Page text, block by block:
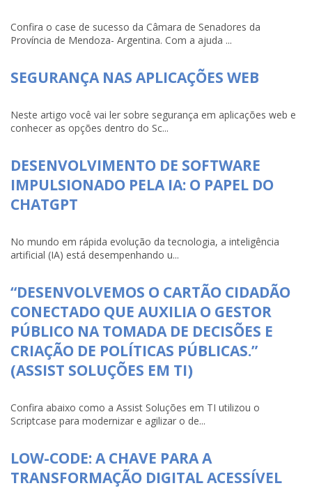
Confira o case de sucesso da Câmara de Senadores da
Província de Mendoza- Argentina. Com a ajuda ...
SEGURANÇA NAS APLICAÇÕES WEB
Neste artigo você vai ler sobre segurança em aplicações web e
conhecer as opções dentro do Sc...
DESENVOLVIMENTO DE SOFTWARE
IMPULSIONADO PELA IA: O PAPEL DO
CHATGPT
No mundo em rápida evolução da tecnologia, a inteligência
artificial (IA) está desempenhando u...
“DESENVOLVEMOS O CARTÃO CIDADÃO
CONECTADO QUE AUXILIA O GESTOR
PÚBLICO NA TOMADA DE DECISÕES E
CRIAÇÃO DE POLÍTICAS PÚBLICAS.”
(ASSIST SOLUÇÕES EM TI)
Confira abaixo como a Assist Soluções em TI utilizou o
Scriptcase para modernizar e agilizar o de...
LOW-CODE: A CHAVE PARA A
TRANSFORMAÇÃO DIGITAL ACESSÍVEL